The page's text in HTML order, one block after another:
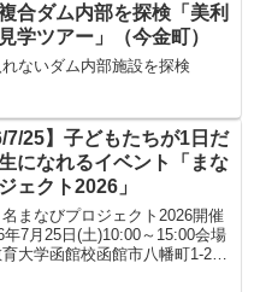
合ダム内部を探検「美利
学ツアー」（今金町）
ないダム内部施設を探検
7/25】子どもたちが1日だ
になれるイベント「まな
ェクト2026」
まなびプロジェクト2026開催
年7月25日(土)10:00～15:00会場
大学函館校函館市八幡町1-2駐